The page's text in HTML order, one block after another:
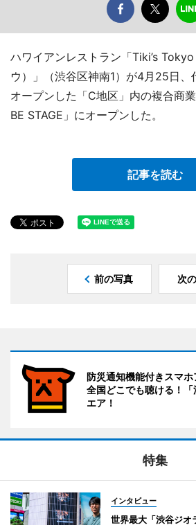
ハワイアンレストラン「Tiki’s
ウ）」（渋谷区神南1）が4月25日、
オープンした「C地区」内の複合商
BE STAGE」にオープンした。
記事を読む
前の写真 次
防災通知機能付きスマ
全国どこでも聴ける！
エア！
特集
インタビュー
世界最大「渋谷ジ